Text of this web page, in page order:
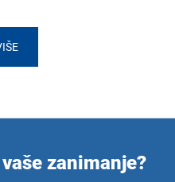
zanimanje?